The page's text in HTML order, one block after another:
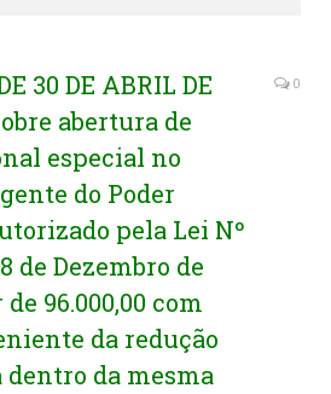
30 DE ABRIL DE
abertura de
especial no
do Poder
pela Lei Nº
de Dezembro de
96.000,00 com
da redução
da mesma
0